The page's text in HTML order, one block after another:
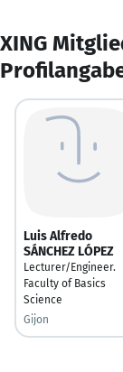
XING
Luis Alfredo
SÁNCHEZ LÓPEZ
Lecturer/Engineer.
Faculty of Basics
Science
Gijon